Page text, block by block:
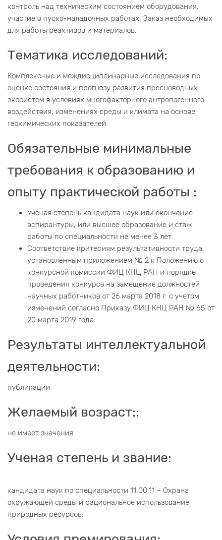
контроль над техническим состоянием оборудования,
участие в пуско-наладочных работах. Заказ необходимых
для работы реактивов и материалов.
Тематика исследований:
Комплексные и междисциплинарные исследования по
оценке состояния и прогнозу развития пресноводных
экосистем в условиях многофакторного антропогенного
воздействия, изменениях среды и климата на основе
геохимических показателей.
Обязательные минимальные
требования к образованию и
опыту практической работы :
Ученая степень кандидата наук или окончание
аспирантуры, или высшее образование и стаж
работы по специальности не менее 3 лет.
Соответствие критериям результативности труда,
установленным приложением № 2 к Положению о
конкурсной комиссии ФИЦ КНЦ РАН и порядке
проведения конкурса на замещение должностей
научных работников от 26 марта 2018 г. с учетом
изменений согласно Приказу ФИЦ КНЦ РАН № 65 от
20 марта 2019 года.
Результаты интеллектуальной
деятельности:
публикации
Желаемый возраст::
не имеет значения
Ученая степень и звание:
кандидата наук по специальности 11.00.11 – Охрана
окружающей среды и рациональное использование
природных ресурсов.